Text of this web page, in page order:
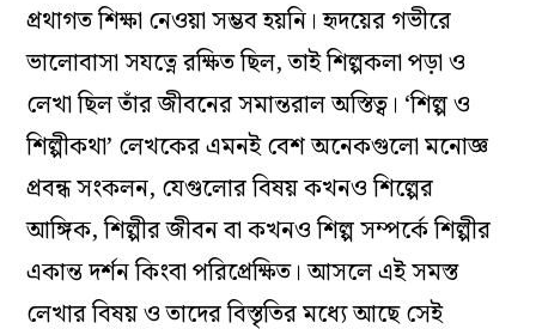
প্রথাগত শিক্ষা নেওয়া সম্ভব হয়নি। হৃদয়ের গভীরে
ভালোবাসা সযত্নে রক্ষিত ছিল, তাই শিল্পকলা পড়া ও
লেখা ছিল তাঁর জীবনের সমান্তরাল অস্তিত্ব। ‘শিল্প ও
শিল্পীকথা’ লেখকের এমনই বেশ অনেকগুলো মনোজ্ঞ
প্রবন্ধ সংকলন, যেগুলোর বিষয় কখনও শিল্পের
আঙ্গিক, শিল্পীর জীবন বা কখনও শিল্প সম্পর্কে শিল্পীর
একান্ত দর্শন কিংবা পরিপ্রেক্ষিত। আসলে এই সমস্ত
লেখার বিষয় ও তাদের বিস্তৃতির মধ‌্যে আছে সেই